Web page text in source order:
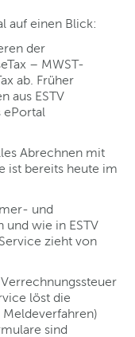
auf einen Blick:
der
– MWST-
ab. Früher
aus ESTV
ePortal
Abrechnen mit
ist bereits heute im
und
und wie in ESTV
zieht von
löst die
Meldeverfahren)
sind